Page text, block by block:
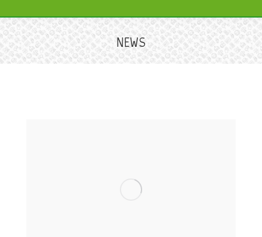
NEWS
Sie befinden sich hier: